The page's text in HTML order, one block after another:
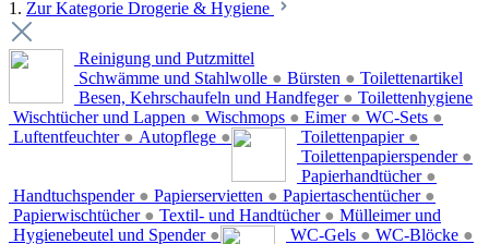
1. Zur Kategorie Drogerie & Hygiene
Reinigung und Putzmittel
Schwämme und Stahlwolle ● Bürsten ●
Besen, Kehrschaufeln und Handfeger ●
Wischtücher und Lappen ● Wischmops ● Eimer ● WC-Sets ●
Luftentfeuchter ● Autopflege ●
Toilettenartikel
Toilettenpapier ●
Toilettenpapierspender ●
Papierhandtücher ●
Handtuchspender ● Papierservietten ● Papiertaschentücher ●
Papierwischtücher ● Textil- und Handtücher ●
Hygienebeutel und Spender ●
Toilettenhygiene
WC-Gels ● WC-Blöcke ●
Mülleimer und